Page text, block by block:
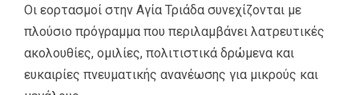
Οι εορτασμοί στην Αγία Τριάδα συνεχίζονται με
πλούσιο πρόγραμμα που περιλαμβάνει λατρευτικές
ακολουθίες, ομιλίες, πολιτιστικά δρώμενα και
ευκαιρίες πνευματικής ανανέωσης για μικρούς και